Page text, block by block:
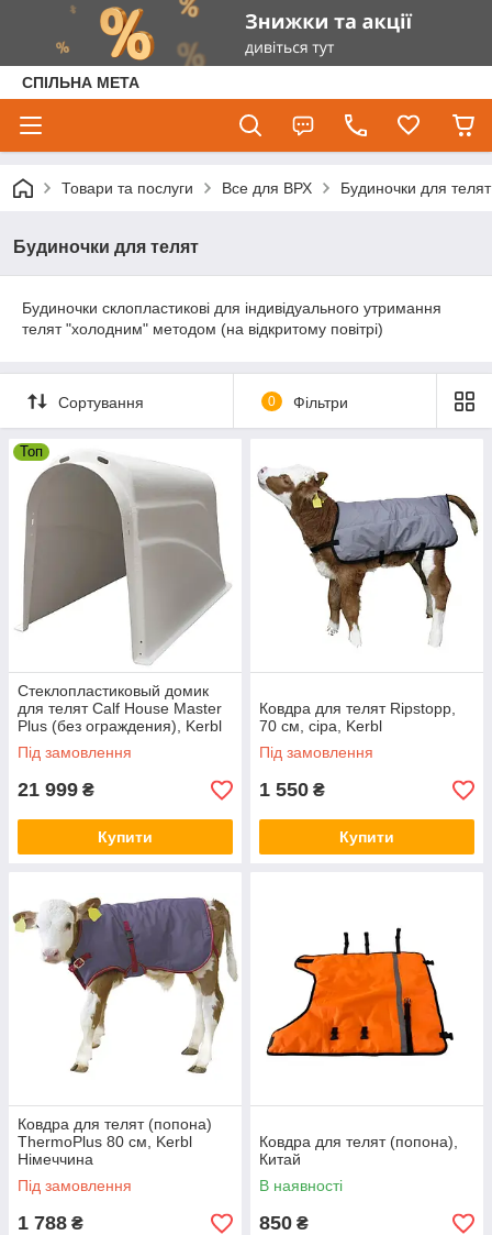
СПІЛЬНА МЕТА
Товари та послуги Все для ВРХ Будиночки для телят
Будиночки для телят
Будиночки склопластикові для індивідуального утримання
телят "холодним" методом (на відкритому повітрі)
Сортування 0 Фільтри
Топ
Стеклопластиковый домик
для телят Calf House Master
Plus (без ограждения), Kerbl
Германия
Під замовлення
21 999 ₴
Купити
Ковдра для телят Ripstopp,
70 см, сіра, Kerbl
Під замовлення
1 550 ₴
Купити
Ковдра для телят (попона)
ThermoPlus 80 см, Kerbl
Німеччина
Під замовлення
1 788 ₴
Ковдра для телят (попона),
Китай
В наявності
850 ₴